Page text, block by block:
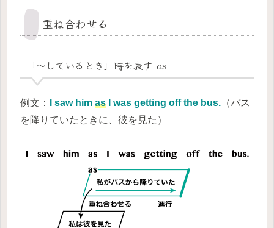
重ね合わせる
「～しているとき」時を表す as
例文： I saw him as I was getting off the bus. （バス
を降りていたときに、彼を見た）